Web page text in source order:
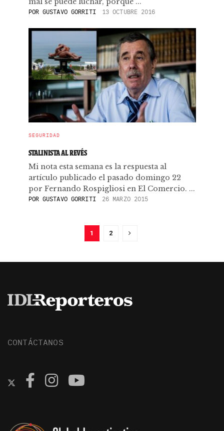
POR GUSTAVO GORRITI 13 OCTUBRE 2016
SEGURIDAD
STALINISTA AL REVÉS
Mi nota esta semana es la respuesta al
artículo publicado el pasado domingo 22
por Fernando Rospigliosi en El Comercio. ...
POR GUSTAVO GORRITI 26 MARZO 2015
1 2
CONTÁCTANOS